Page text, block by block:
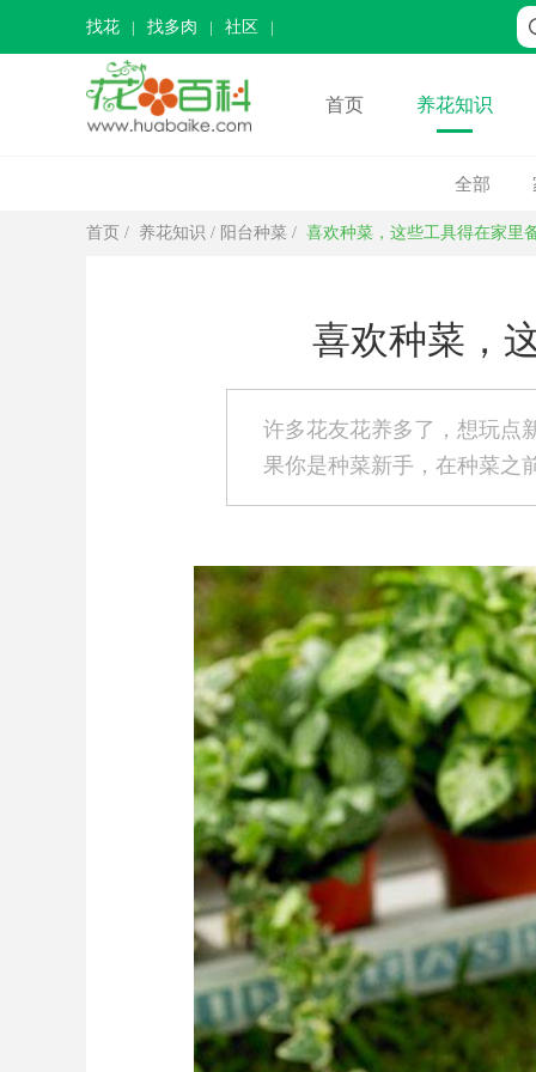
找花 找多肉 社区
首页 养花知识
全部
首页 / 养花知识 / 阳台种菜 / 喜欢种菜，这些工具得在家里
喜欢种菜，
许多花友花养多了，想玩点
果你是种菜新手，在种菜之